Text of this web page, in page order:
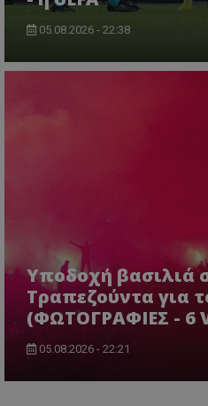
05.08.2026 - 22:38
Υποδοχή βασιλιά
Τραπεζούντα για
(ΦΩΤΟΓΡΑΦΙΕΣ - 6
05.08.2026 - 22:21